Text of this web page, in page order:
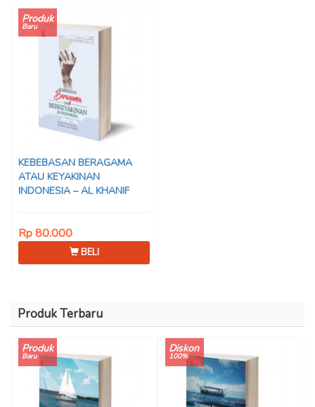
Produk
Baru
KEBEBASAN BERAGAMA
ATAU KEYAKINAN
INDONESIA – AL KHANIF
Rp 80.000
BELI
Produk Terbaru
Produk
Baru
Diskon
100%